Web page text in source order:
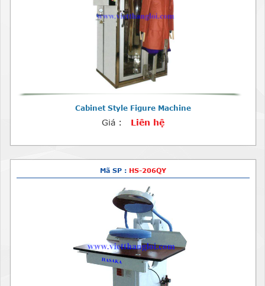
Cabinet Style Figure Machine
Giá : Liên hệ
Mã SP : HS-206QY